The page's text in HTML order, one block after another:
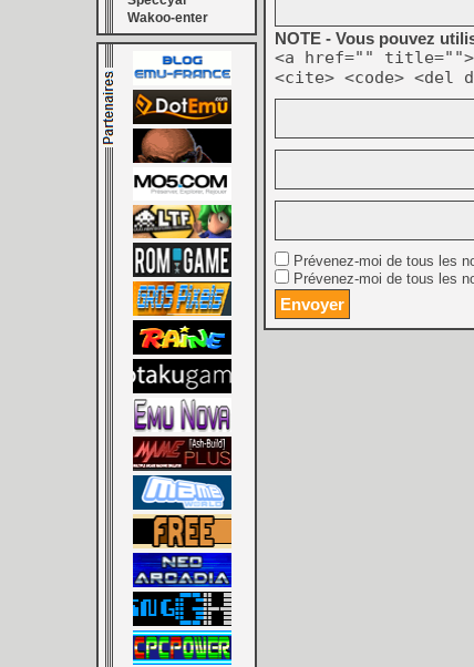
Wakoo-enter
NOTE - Vous pouvez
<a href="" title="">
<cite> <code> <del
Prévenez-moi de tous les
Prévenez-moi de tous les